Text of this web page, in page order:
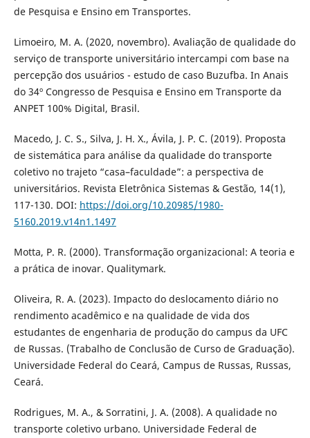
de Pesquisa e Ensino em Transportes.
Limoeiro, M. A. (2020, novembro). Avaliação de qualidade do
serviço de transporte universitário intercampi com base na
percepção dos usuários - estudo de caso Buzufba. In Anais
do 34º Congresso de Pesquisa e Ensino em Transporte da
ANPET 100% Digital, Brasil.
Macedo, J. C. S., Silva, J. H. X., Ávila, J. P. C. (2019). Proposta
de sistemática para análise da qualidade do transporte
coletivo no trajeto “casa–faculdade”: a perspectiva de
universitários. Revista Eletrônica Sistemas & Gestão, 14(1),
117-130. DOI: https://doi.org/10.20985/1980-
5160.2019.v14n1.1497
Motta, P. R. (2000). Transformação organizacional: A teoria e
a prática de inovar. Qualitymark.
Oliveira, R. A. (2023). Impacto do deslocamento diário no
rendimento acadêmico e na qualidade de vida dos
estudantes de engenharia de produção do campus da UFC
de Russas. (Trabalho de Conclusão de Curso de Graduação).
Universidade Federal do Ceará, Campus de Russas, Russas,
Ceará.
Rodrigues, M. A., & Sorratini, J. A. (2008). A qualidade no
transporte coletivo urbano. Universidade Federal de